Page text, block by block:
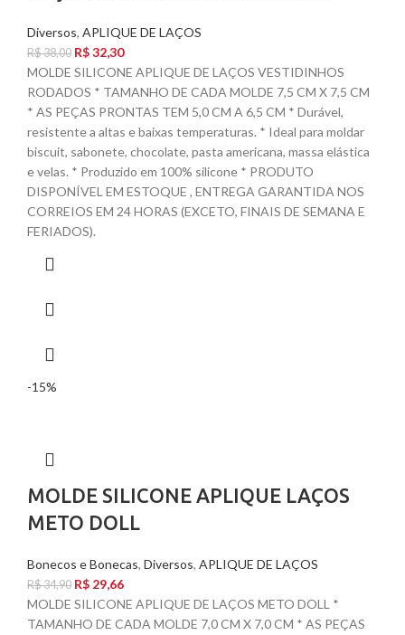
Diversos, APLIQUE DE LAÇOS
R$38,00 R$32,30
MOLDE SILICONE APLIQUE DE LAÇOS VESTIDINHOS
RODADOS * TAMANHO DE CADA MOLDE 7,5 CM X 7,5 CM
* AS PEÇAS PRONTAS TEM 5,0 CM A 6,5 CM * Durável,
resistente a altas e baixas temperaturas. * Ideal para moldar
biscuit, sabonete, chocolate, pasta americana, massa elástica
e velas. * Produzido em 100% silicone * PRODUTO
DISPONÍVEL EM ESTOQUE , ENTREGA GARANTIDA NOS
CORREIOS EM 24 HORAS (EXCETO, FINAIS DE SEMANA E
FERIADOS).
-15%
MOLDE SILICONE APLIQUE LAÇOS
METO DOLL
Bonecos e Bonecas, Diversos, APLIQUE DE LAÇOS
R$34,90 R$ 29,66
MOLDE SILICONE APLIQUE DE LAÇOS METO DOLL *
TAMANHO DE CADA MOLDE 7,0 CM X 7,0 CM * AS PEÇAS